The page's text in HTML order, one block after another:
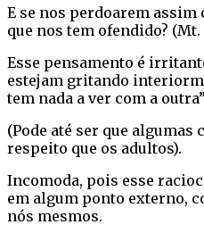
E se nos perdoarem assim
que nos tem ofendido? (Mt.
Esse pensamento é
estejam gritando
tem nada a ver com a
(Pode até ser que
respeito que os adultos).
Incomoda, pois esse
em algum ponto externo,
nós mesmos.